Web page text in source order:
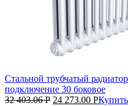
Стальной трубчатый
подключение 30 боковое
32 403.06Р 24 273.00 РКупить